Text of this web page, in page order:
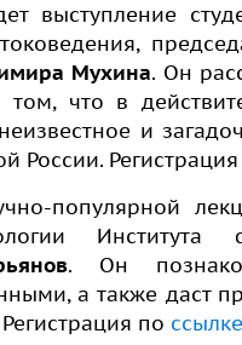
выступление
Мухина. Он
что в
и
России.
популярной
Института
. Он
а также даст
по ссылке